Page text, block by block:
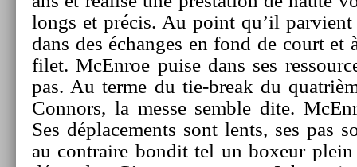
longs et précis. Au point qu’il
dans des échan­ges en fond de court
filet. McEn­roe puise dans ses
pas. Au terme du tie-break du
Con­nors, la messe semble dite.
Ses déplace­ments sont lents, ses pas
au contra­ire bon­dit tel un boxeur